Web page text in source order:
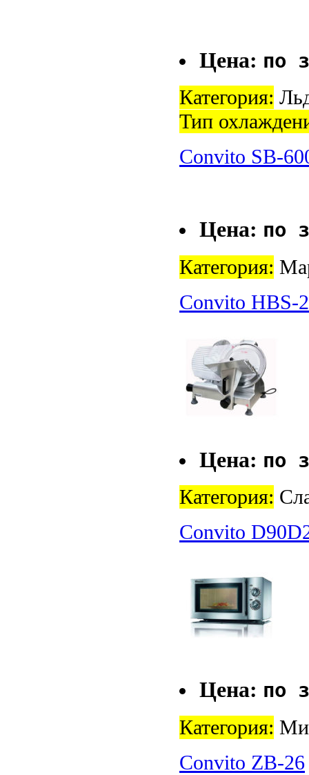
Цена: по
Категория:
Тип
Convito SB-
Цена: по
Категория:
Convito HBS-
Цена: по
Категория:
Convito
Цена: по
Категория:
Convito ZB-26